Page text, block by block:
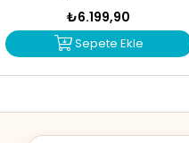
₺6.199,90
Sepete Ekle